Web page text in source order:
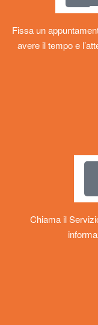
Fissa un
avere il tempo e
Chiama il